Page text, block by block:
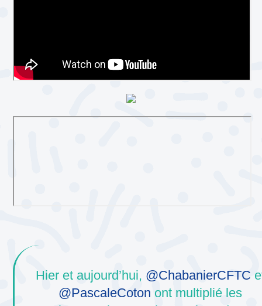
Hier et aujourd’hui, @ChabanierCFTC
@PascaleCoton ont multiplié les